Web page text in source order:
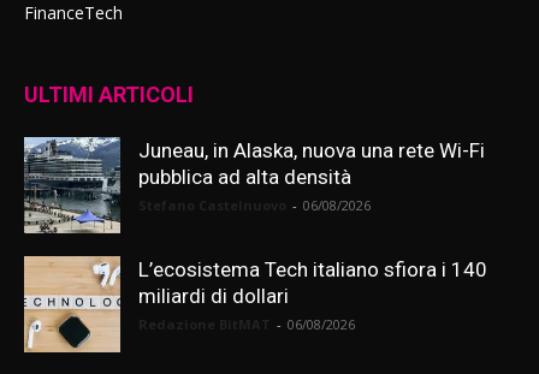
FinanceTech
ULTIMI ARTICOLI
Juneau, in Alaska, nuova una rete Wi-Fi
pubblica ad alta densità
- 06/08/2026
L’ecosistema Tech italiano sfiora i 140
miliardi di dollari
- 06/08/2026